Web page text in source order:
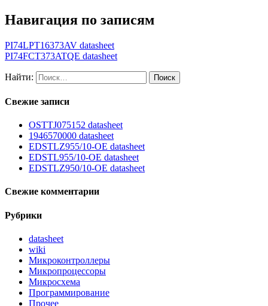
Навигация по записям
PI74LPT16373AV datasheet
PI74FCT373ATQE datasheet
Найти:
Свежие записи
OSTTJ075152 datasheet
1946570000 datasheet
EDSTLZ955/10-OE datasheet
EDSTL955/10-OE datasheet
EDSTLZ950/10-OE datasheet
Свежие комментарии
Рубрики
datasheet
wiki
Микроконтроллеры
Микропроцессоры
Микросхема
Программирование
Прочее